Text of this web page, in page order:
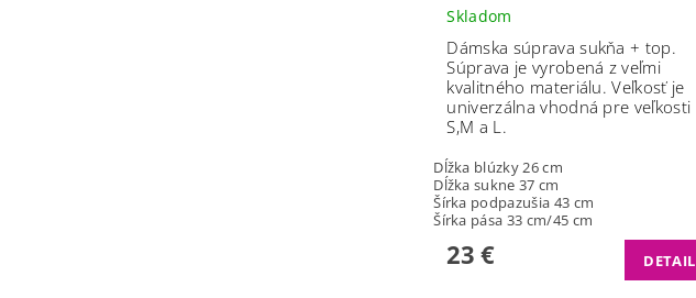
Skladom
Dámska súprava sukňa + top.
Súprava je vyrobená z veľmi
kvalitného materiálu.Veľkosť je
univerzálna vhodná pre veľkosti
S,M a L.
Dĺžka blúzky 26cm
Dĺžka sukne 37 cm
Šírka podpazušia 43 cm
Šírka pása 33 cm/45 cm
23 € DETAIL